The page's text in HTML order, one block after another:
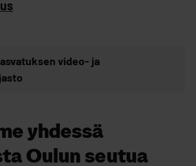
video- ja
yhdessä
Oulun seutua